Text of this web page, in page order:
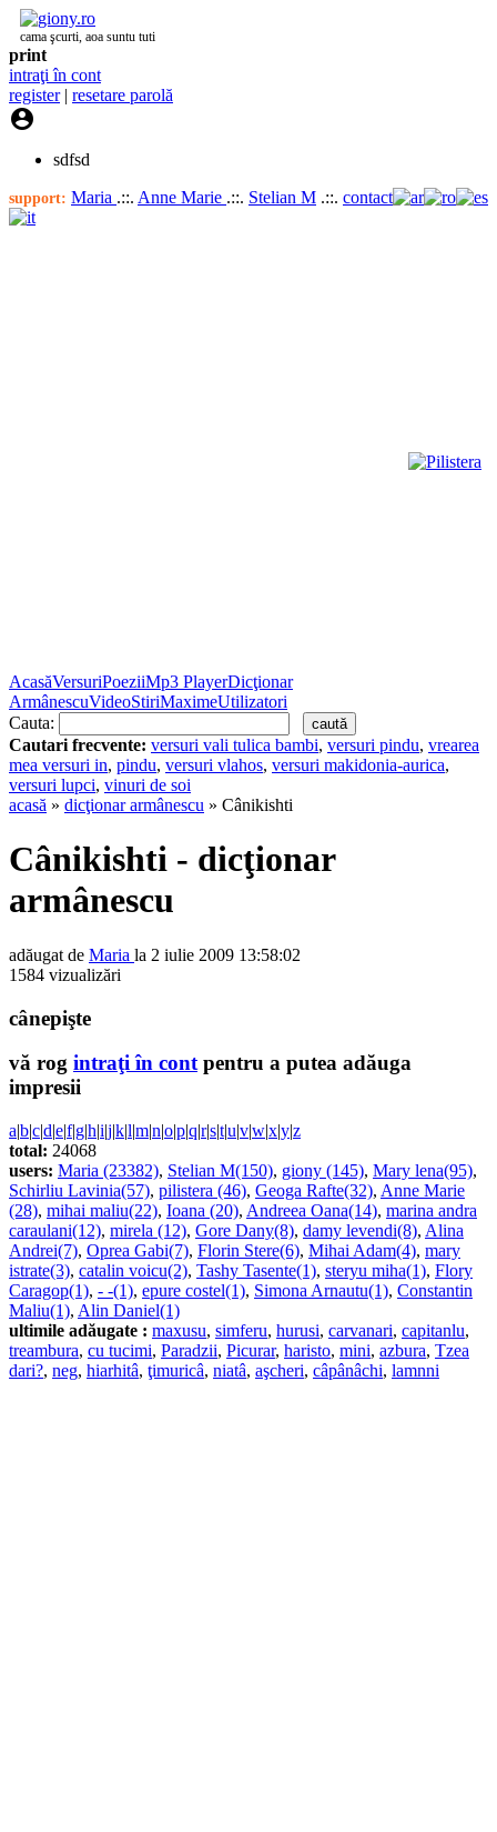
cama şcurti, aoa suntu tuti
print
intraţi în cont
register| resetare parolă

sdfsd
support: Maria .::. Anne Marie .::. Stelian M .::. contact
AcasăVersuriPoeziiMp3 PlayerDicţionar
ArmânescuVideoStiriMaximeUtilizatori
Cauta:
Cautari frecvente: versuri vali tulica bambi, versuri pindu, vrearea
mea versuri in, pindu, versuri vlahos, versuri makidonia-aurica,
versuri lupci, vinuri de soi
acasă » dicţionar armânescu » Cânikishti
Cânikishti - dicţionar
armânescu
adăugat de Maria la 2 iulie 2009 13:58:02
1584 vizualizări
cânepişte
vă rog intraţi în contpentru a putea adăuga
impresii
a|b|c|d|e|f|g|h|i|j|k|l|m|n|o|p|q|r|s|t|u|v|w|x|y|z
total: 24068
users: Maria (23382), Stelian M(150), giony (145), Mary lena(95),
Schirliu Lavinia(57), pilistera (46), Geoga Rafte(32), Anne Marie
(28), mihai maliu(22), Ioana (20), Andreea Oana(14), marina andra
caraulani(12), mirela (12), Gore Dany(8), damy levendi(8), Alina
Andrei(7), Oprea Gabi(7), Florin Stere(6), Mihai Adam(4), mary
istrate(3), catalin voicu(2), Tashy Tasente(1), steryu miha(1), Flory
Caragop(1), - -(1), epure costel(1), Simona Arnautu(1), Constantin
Maliu(1), Alin Daniel(1)
ultimile adăugate : maxusu, simferu, hurusi, carvanari, capitanlu,
treambura, cu tucimi, Paradzii, Picurar, haristo, mini, azbura, Tzea
dari?, neg, hiarhitâ, ţimuricâ, niatâ, aşcheri, câpânâchi, lamnni